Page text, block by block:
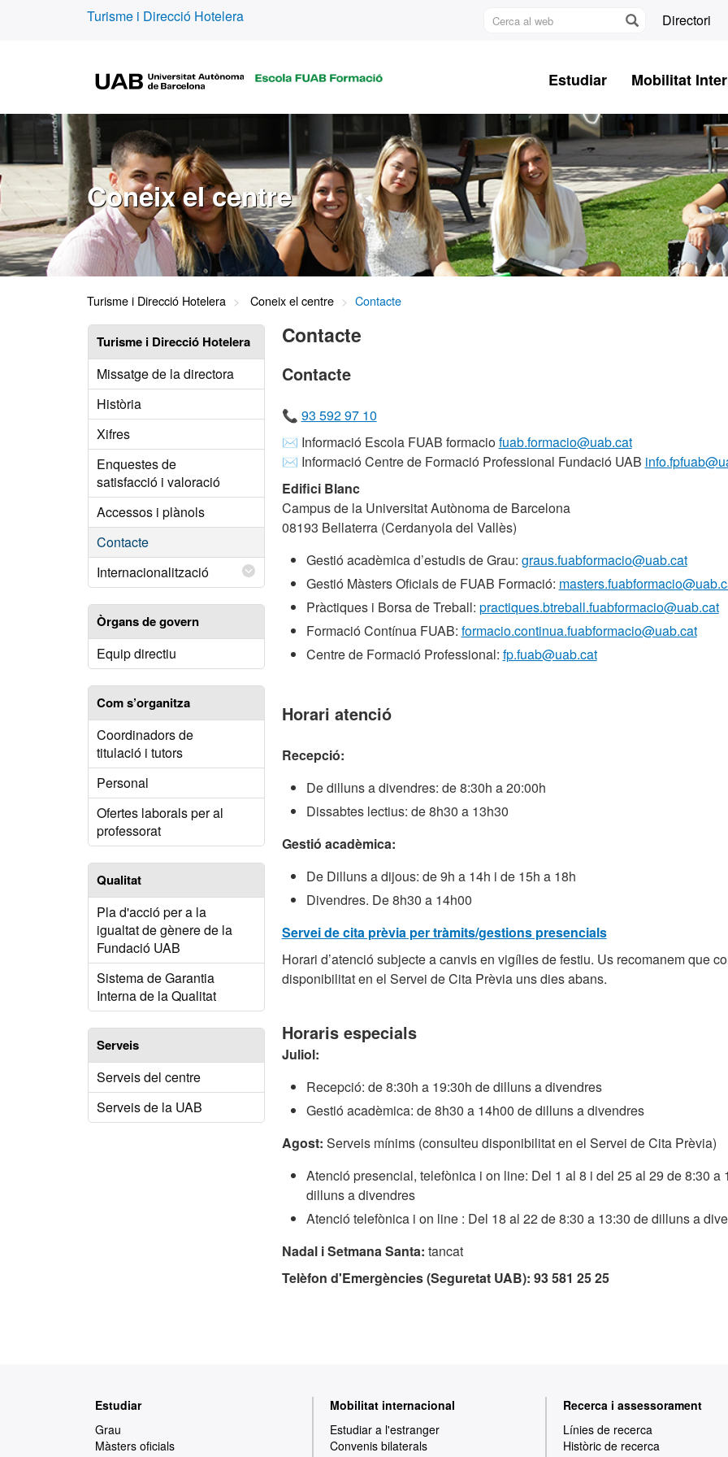
Turisme i Direcció Hotelera
Cerca
Directori
B
Estudiar Mobilitat
Coneix el centre
Turisme i Direcció Hotelera Coneix el centre Contacte
Turisme i Direcció Hotelera
Missatge de la directora
Història
Xifres
Enquestes de
satisfacció i valoració
Accessos i plànols
Contacte
Internacionalització
Òrgans de govern
Equip directiu
Com s’organitza
Coordinadors de
titulació i tutors
Personal
Ofertes laborals per al
professorat
Qualitat
Pla d'acció per a la
igualtat de gènere de la
Fundació UAB
Sistema de Garantia
Interna de la Qualitat
Serveis
Serveis del centre
Serveis de la UAB
Contacte
Contacte
📞 93 592 97 10
✉️ Informació Escola FUAB formaciofuab.formacio@uab.cat
✉️ Informació Centre de Formació Professional Fundació UAB
Edifici Blanc
Campus de la Universitat Autònoma de Barcelona
08193 Bellaterra (Cerdanyola del Vallès)
Gestió acadèmica d’estudis de Grau: graus.fuabformacio@uab.cat
Gestió Màsters Oficials de FUAB Formació:
Pràctiques i Borsa de Treball: practiques.btreball.fuabformacio@uab.cat
Formació Contínua FUAB: formacio.continua.fuabformacio@uab.cat
Centre de Formació Professional: fp.fuab@uab.cat
Horari atenció
Recepció:
De dilluns a divendres: de 8:30h a 20:00h
Dissabtes lectius: de 8h30 a 13h30
Gestió acadèmica:
De Dilluns a dijous: de 9h a 14h i de 15h a 18h
Divendres. De 8h30 a 14h00
Servei de cita prèvia per tràmits/gestions presencials
Horari d’atenció subjecte a canvis en vigílies de festiu. Us recomanem que
disponibilitat en el Servei de Cita Prèvia uns dies abans.
Horaris especials
Juliol:
Recepció: de 8:30h a 19:30h de dilluns a divendres
Gestió acadèmica: de 8h30 a 14h00 de dilluns a divendres
Agost: Serveis mínims (consulteu disponibilitat en el Servei de Cita Prèvia)
Atenció presencial, telefònica i on line: Del 1 al 8 i del 25 al 29 de 8:30 a
dilluns a divendres
Atenció telefònica i on line : Del 18 al 22 de 8:30 a 13:30 de dilluns a
Nadal i Setmana Santa: tancat
Telèfon d'Emergències (Seguretat UAB): 93 581 25 25
Estudiar
Grau
Màsters oficials
Mobilitat internacional
Estudiar a l'estranger
Convenis bilaterals
Recerca i assessorament
Línies de recerca
Històric de recerca